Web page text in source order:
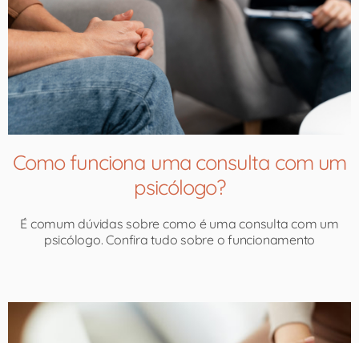
Como funciona uma consulta com um
psicólogo?​
É comum dúvidas sobre como é uma consulta com um
psicólogo. Confira tudo sobre o funcionamento